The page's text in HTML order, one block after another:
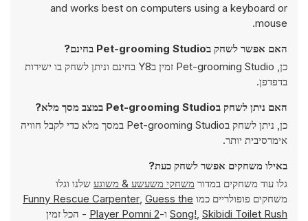
and works best on computers using a keyboard or
mouse.
האם אפשר לשחק בPet-grooming Studio בחינם?
כן, Pet-grooming Studio זמין בY8 בחינם וניתן לשחק בו ישירות
בדפדפן.
האם ניתן לשחק בPet-grooming Studio במצב מסך מלא?
כן, ניתן לשחק בPet-grooming Studio במסך מלא כדי לקבל חוויה
אימרסיבית יותר.
באילו משחקים אפשר לשחק כעת?
גלו עוד משחקים במדור משחקי משעשע & משוגע שלנו וגלו
משחקים פופולריים כמו
Funny Rescue Carpenter, Guess the
Song!, Skibidi Toilet Rush ו-2 Player Pomni
- הכל זמין